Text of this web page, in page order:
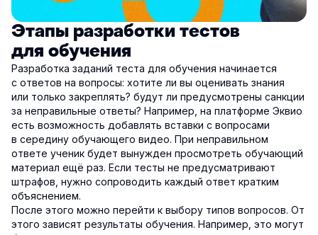
Этапы разработки тестов
для обучения
Разработка заданий теста для обучения начинается
с ответов на вопросы: хотите ли вы оценивать знания
или только закреплять? будут ли предусмотрены санкции
за неправильные ответы? Например, на платформе Эквио
есть возможность добавлять вставки с вопросами
в середину обучающего видео. При неправильном
ответе ученик будет вынужден просмотреть обучающий
материал ещё раз. Если тесты не предусматривают
штрафов, нужно сопроводить каждый ответ кратким
объяснением.
После этого можно перейти к выбору типов вопросов. От
этого зависят результаты обучения. Например, это могут